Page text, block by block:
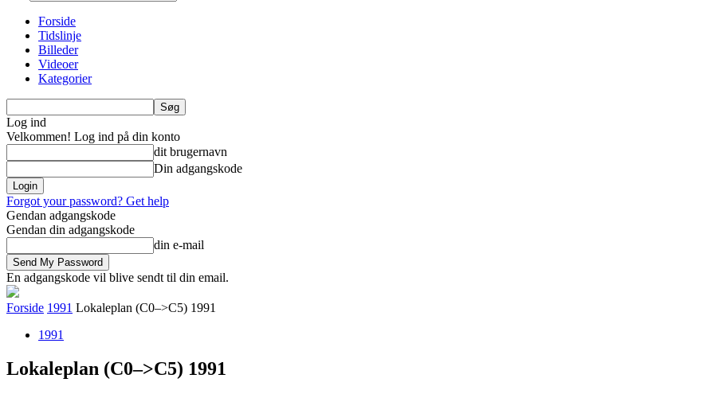
Forside
Tidslinje
Billeder
Videoer
Kategorier
Log ind
Velkommen! Log ind på din konto
dit brugernavn
Din adgangskode
Forgot your password? Get help
Gendan adgangskode
Gendan din adgangskode
din e-mail
En adgangskode vil blive sendt til din email.
Forside 1991 Lokaleplan (C0–>C5) 1991
1991
Lokaleplan (C0–>C5) 1991